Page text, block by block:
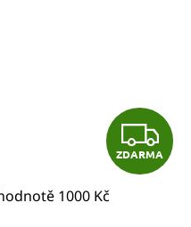
Z
D
ZDARMA
1000 Kč